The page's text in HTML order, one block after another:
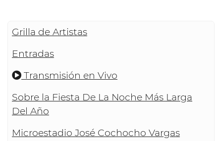
Grilla de Artistas
Entradas
Transmisión en Vivo
Sobre la Fiesta De La Noche Más Larga
Del Año
Microestadio José Cochocho Vargas